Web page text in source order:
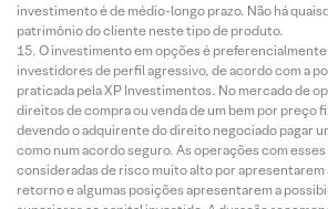
investimento é de médio-longo prazo. Não há
patrimônio do cliente neste tipo de produto.
O investimento em opções é
investidores de perfil agressivo, de acordo com a
praticada pela XP Investimentos. No mercado de
direitos de compra ou venda de um bem por preço
devendo o adquirente do direito negociado pagar
como num acordo seguro. As operações com
consideradas de risco muito alto por apresentarem
retorno e algumas posições apresentarem a